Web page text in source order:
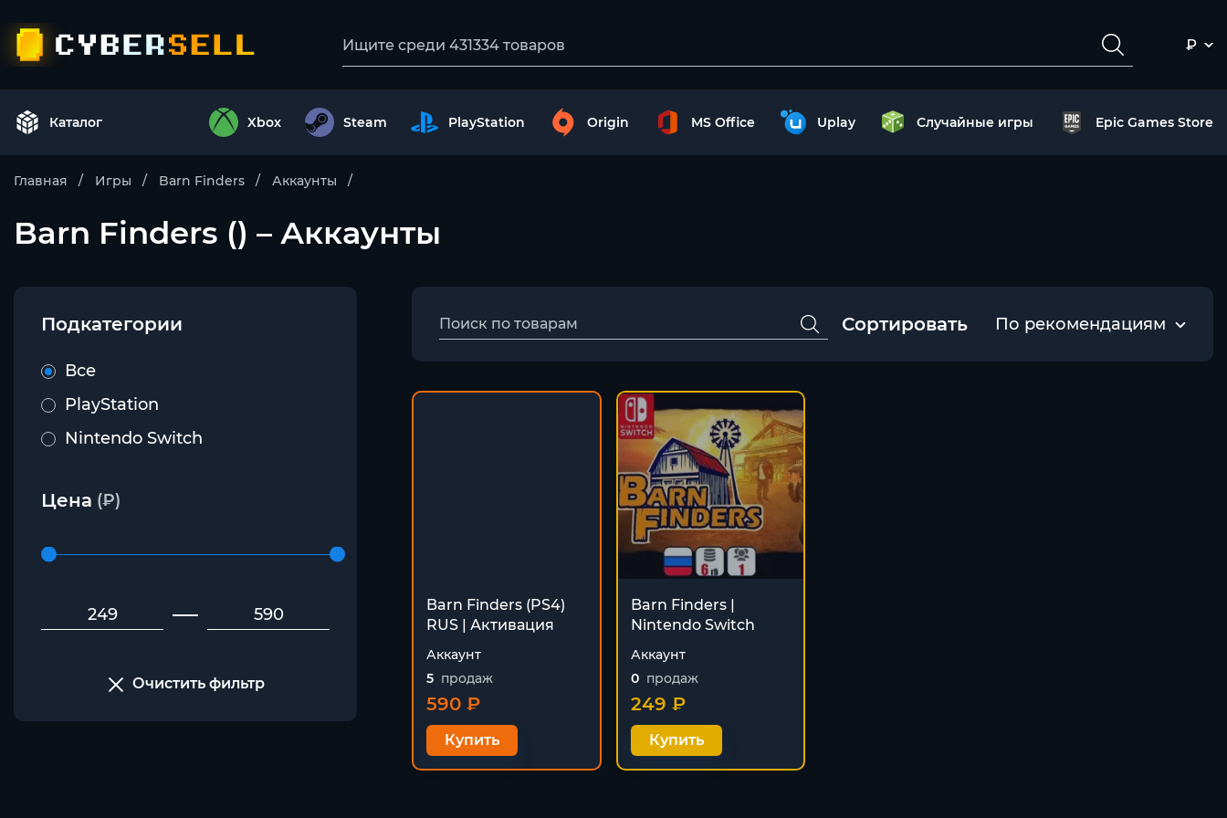
₽
Каталог Xbox Steam PlayStation Origin MS Office Uplay Случайные игры Epic Games Store
Главная Игры Barn Finders Аккаунты
Barn Finders () – Аккаунты
Подкатегории
Все
PlayStation
Nintendo Switch
Цена (₽)
Очистить фильтр
Сортировать По рекомендациям
Barn Finders (PS4)
RUS | Активация
Аккаунт
5 продаж
590 ₽
Купить
Barn Finders |
Nintendo Switch
Аккаунт
0 продаж
249 ₽
Купить